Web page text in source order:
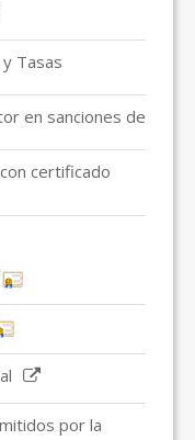
Tasas
en sanciones de
certificado
por la